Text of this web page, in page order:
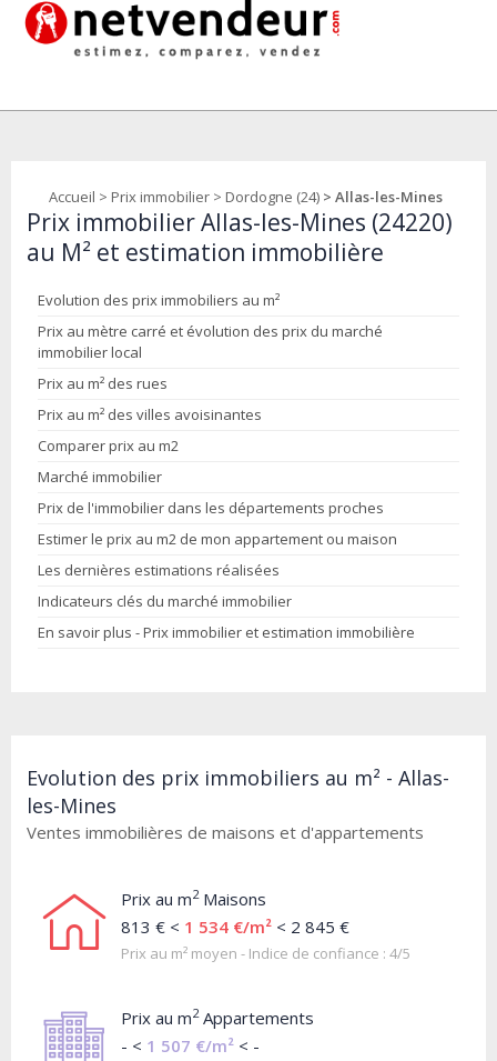
Accueil > Prix immobilier > Dordogne (24) > Allas-les-Mines
Prix immobilier Allas-les-Mines (24220)
au M² et estimation immobilière
Evolution des prix immobiliers au m²
Prix au mètre carré et évolution des prix du marché
immobilier local
Prix au m² des rues
Prix au m² des villes avoisinantes
Comparer prix au m2
Marché immobilier
Prix de l'immobilier dans les départements proches
Estimer le prix au m2 de mon appartement ou maison
Les dernières estimations réalisées
Indicateurs clés du marché immobilier
En savoir plus - Prix immobilier et estimation immobilière
Evolution des prix immobiliers au m² - Allas-
les-Mines
Ventes immobilières de maisons et d'appartements
Prix au m2Maisons
813 € < 1 534 €/m² < 2 845 €
Prix au m² moyen - Indice de confiance : 4/5
Prix au m2Appartements
- < 1 507 €/m² < -